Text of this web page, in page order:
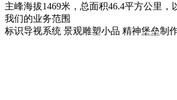
主峰海拔1469米，总面积46.4平方公里
我们的业务范围
标识导视系统 景观雕塑小品 精神堡垒制